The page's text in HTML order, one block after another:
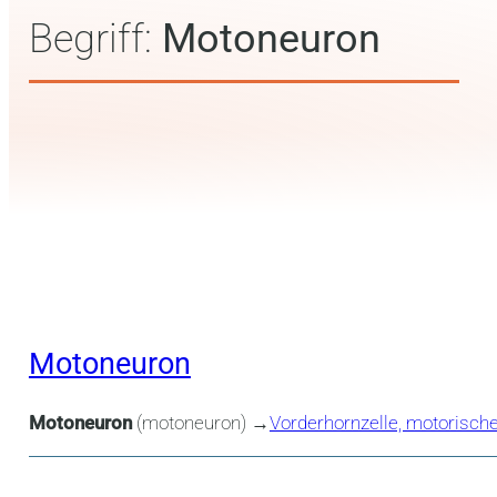
Begriff: Motoneuron
Motoneuron
Motoneuron(motoneuron) →Vorderhornzelle,